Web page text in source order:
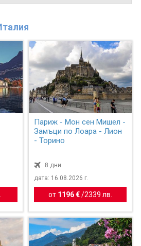
Париж - Мон сен Мишел -
Замъци по Лоара - Лион
- Торино
8 дни
дата: 16.08.2026 г.
от 1196 €/2339 лв.